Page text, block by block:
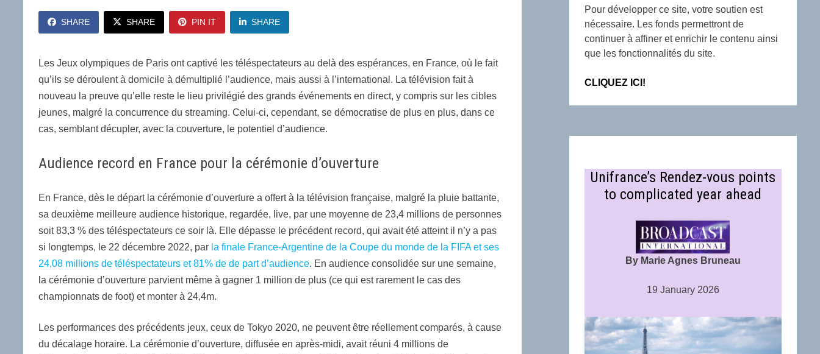
SHARE SHARE PIN IT SHARE
Les Jeux olympiques de Paris ont captivé les téléspectateurs au delà des espérances, en France, où le fait
qu’ils se déroulent à domicile à démultiplié l’audience, mais aussi à l’international. La télévision fait à
nouveau la preuve qu’elle reste le lieu privilégié des grands événements en direct, y compris sur les cibles
jeunes, malgré la concurrence du streaming. Celui-ci, cependant, se démocratise de plus en plus, dans ce
cas, semblant décupler, avec la couverture, le potentiel d’audience.
Audience record en France pour la cérémonie d’ouverture
En France, dès le départ la cérémonie d’ouverture a offert à la télévision française, malgré la pluie battante,
sa deuxième meilleure audience historique, regardée, live, par une moyenne de 23,4 millions de personnes
soit 83,3 % des téléspectateurs ce soir là. Elle dépasse le précédent record, qui avait été atteint il n’y a pas
si longtemps, le 22 décembre 2022, par la finale France-Argentine de la Coupe du monde de la FIFA et ses
24,08 millions de téléspectateurs et 81% de de part d’audience. En audience consolidée sur une semaine,
la cérémonie d’ouverture parvient même à gagner 1 million de plus (ce qui est rarement le cas des
championnats de foot) et monter à 24,4m.
Les performances des précédents jeux, ceux de Tokyo 2020, ne peuvent être réellement comparés, à cause
du décalage horaire. La cérémonie d’ouverture, diffusée en après-midi, avait réuni 4 millions de
Pour développer ce site, votre soutien est
nécessaire. Les fonds permettront de
continuer à affiner et enrichir le contenu ainsi
que les fonctionnalités du site.
CLIQUEZ ICI!
Unifrance’s Rendez-vous points
to complicated year ahead
By Marie Agnes Bruneau
19 January 2026